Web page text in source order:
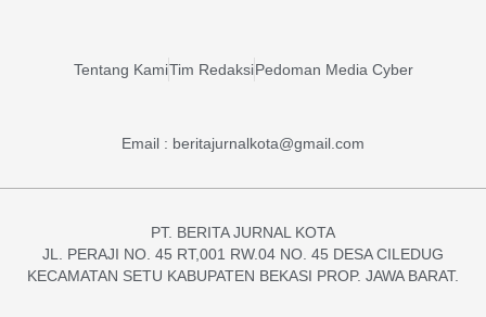
Tentang KamiTim RedaksiPedoman Media Cyber
Email : beritajurnalkota@gmail.com
PT. BERITA JURNAL KOTA
JL. PERAJI NO. 45 RT,001 RW.04 NO. 45 DESA CILEDUG
KECAMATAN SETU KABUPATEN BEKASI PROP. JAWA BARAT.